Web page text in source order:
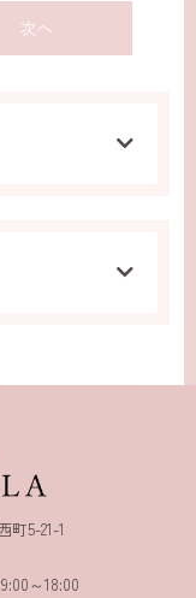
次へ
町5-21-1
～18:00